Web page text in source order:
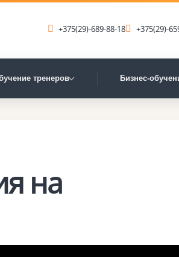
+375(29)-689-88-18 +375(29)-
тренеров Бизнес-
на